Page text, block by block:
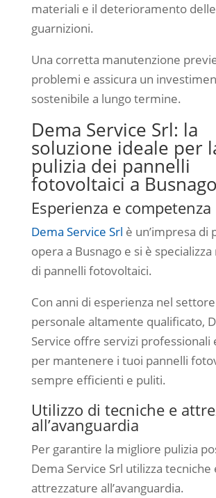
materiali e il deterioramento delle
guarnizioni.
Una corretta manutenzione
problemi e assicura un
sostenibile a lungo termine.
Dema Service Srl: la
soluzione ideale per
pulizia dei pannelli
fotovoltaici a Busnago
Esperienza e competenza
Dema Service Srl è un’impresa di
opera a Busnago e si è
di pannelli fotovoltaici.
Con anni di esperienza nel
personale altamente qualificato,
Service offre servizi professionali
per mantenere i tuoi pannelli
sempre efficienti e puliti.
Utilizzo di tecniche e
all’avanguardia
Per garantire la migliore pulizia
Dema Service Srl utilizza tecniche
attrezzature all’avanguardia.